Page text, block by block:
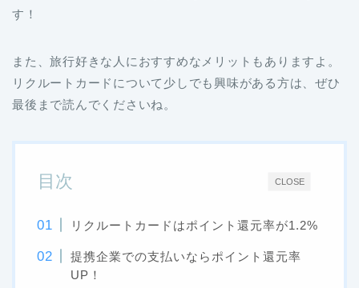
す！
また、旅行好きな人におすすめなメリットもありますよ。
リクルートカードについて少しでも興味がある方は、ぜひ
最後まで読んでくださいね。
CLOSE
目次
リクルートカードはポイント還元率が1.2%
提携企業での支払いならポイント還元率
UP！